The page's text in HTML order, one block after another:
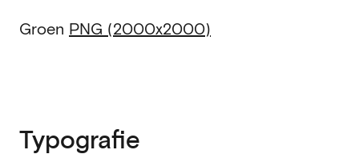
Groen PNG (2000x2000)
Typografie